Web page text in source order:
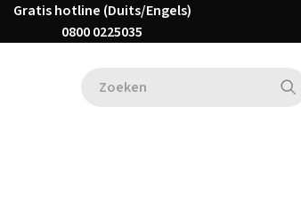
Gratis hotline (Duits/Engels)
0800 0225035